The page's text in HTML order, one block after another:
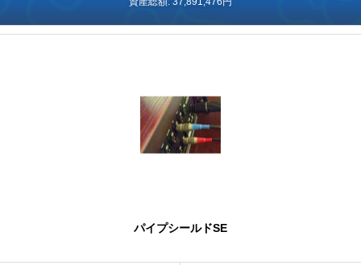
パイプシールドSE